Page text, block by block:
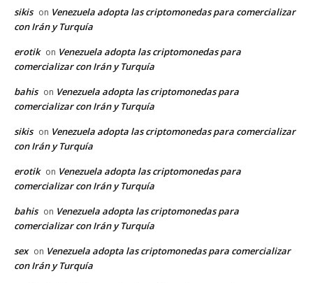
sikis on Venezuela adopta las criptomonedas para comercializar
con Irán y Turquía
erotik on Venezuela adopta las criptomonedas para
comercializar con Irán y Turquía
bahis on Venezuela adopta las criptomonedas para
comercializar con Irán y Turquía
sikis on Venezuela adopta las criptomonedas para comercializar
con Irán y Turquía
erotik on Venezuela adopta las criptomonedas para
comercializar con Irán y Turquía
bahis on Venezuela adopta las criptomonedas para
comercializar con Irán y Turquía
sex on Venezuela adopta las criptomonedas para comercializar
con Irán y Turquía